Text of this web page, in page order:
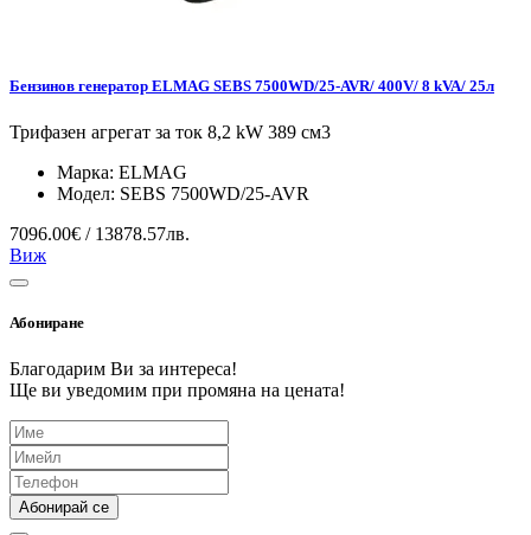
Бензинов генератор ELMAG SEBS 7500WD/25-AVR/ 400V/ 8 kVA/ 25л
Трифазен агрегат за ток 8,2 kW 389 см3
Марка: ELMAG
Модел: SEBS 7500WD/25-AVR
7096.00€ / 13878.57лв.
Виж
Абониране
Благодарим Ви за интереса!
Ще ви уведомим при промяна на цената!
Абонирай се